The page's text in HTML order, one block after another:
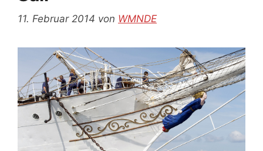
11. Februar 2014 von WMNDE